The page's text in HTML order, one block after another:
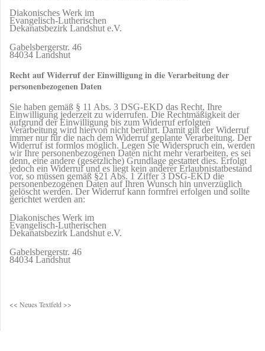
Diakonisches Werk im
Evangelisch-Lutherischen
Dekanatsbezirk Landshut e.V.
Gabelsbergerstr. 46
84034 Landshut
Recht auf Widerruf der Einwilligung in die Verarbeitung der
personenbezogenen Daten
Sie haben gemäß § 11 Abs. 3 DSG-EKD das Recht, Ihre
Einwilligung jederzeit zu widerrufen. Die Rechtmäßigkeit der
aufgrund der Einwilligung bis zum Widerruf erfolgten
Verarbeitung wird hiervon nicht berührt. Damit gilt der Widerruf
immer nur für die nach dem Widerruf geplante Verarbeitung. Der
Widerruf ist formlos möglich. Legen Sie Widerspruch ein, werden
wir Ihre personenbezogenen Daten nicht mehr verarbeiten, es sei
denn, eine andere (gesetzliche) Grundlage gestattet dies. Erfolgt
jedoch ein Widerruf und es liegt kein anderer Erlaubnistatbestand
vor, so müssen gemäß §21 Abs. 1 Ziffer 3 DSG-EKD die
personenbezogenen Daten auf Ihren Wunsch hin unverzüglich
gelöscht werden. Der Widerruf kann formfrei erfolgen und sollte
gerichtet werden an:
Diakonisches Werk im
Evangelisch-Lutherischen
Dekanatsbezirk Landshut e.V.
Gabelsbergerstr. 46
84034 Landshut
<< Neues Textfeld >>